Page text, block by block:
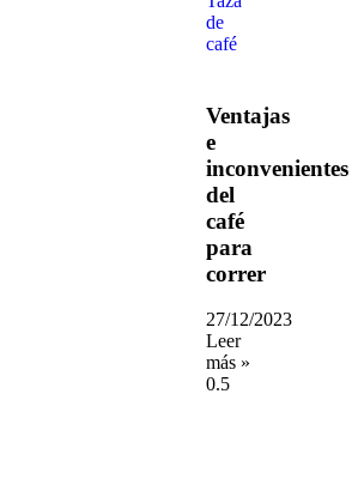
Ventajas
e
inconvenientes
del
café
para
correr
27/12/2023
Leer
más »